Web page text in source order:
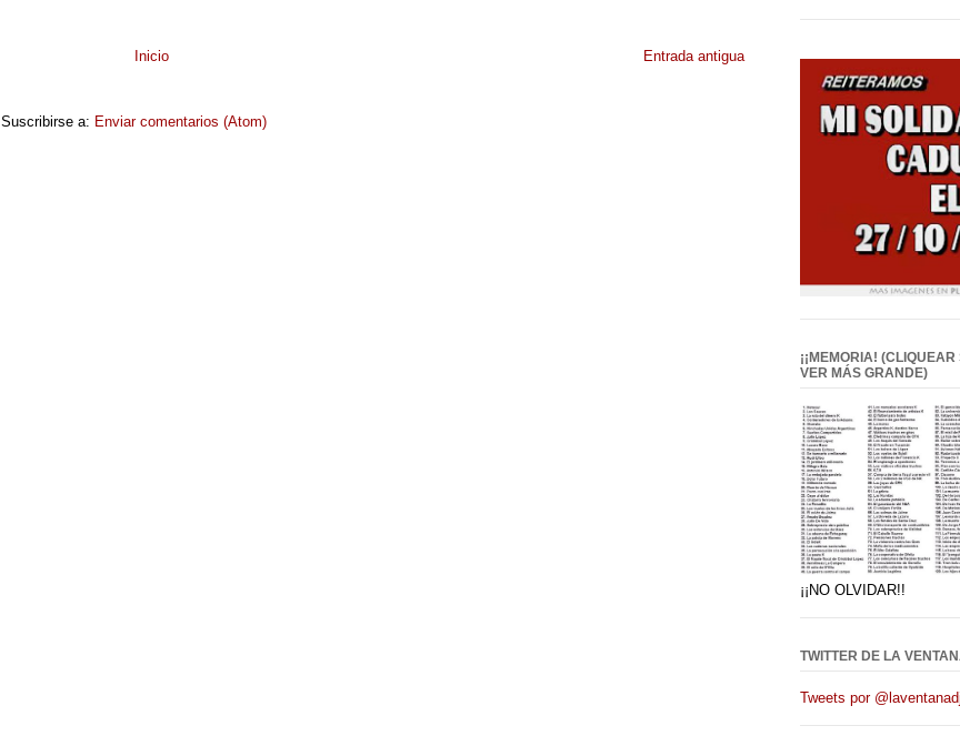
Entrada antigua
Inicio
Suscribirse a: Enviar comentarios (Atom)
¡¡MEMORIA!
VER MÁS GRANDE)
¡¡NO OLVIDAR!!
TWITTER DE LA
Tweets por